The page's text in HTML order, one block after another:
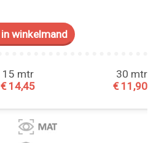
15 mtr
€ 14,45
30 mtr
€ 11,90